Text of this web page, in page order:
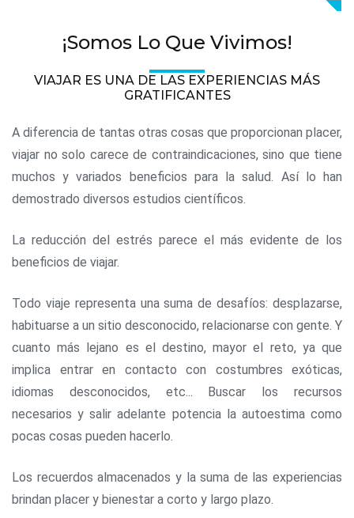
¡Somos Lo Que Vivimos!
VIAJAR ES UNA DE LAS EXPERIENCIAS MÁS
GRATIFICANTES
A diferencia de tantas otras cosas que proporcionan placer,
viajar no solo carece de contraindicaciones, sino que tiene
muchos y variados beneficios para la salud. Así lo han
demostrado diversos estudios científicos.
La reducción del estrés parece el más evidente de los
beneficios de viajar.
Todo viaje representa una suma de desafíos: desplazarse,
habituarse a un sitio desconocido, relacionarse con gente. Y
cuanto más lejano es el destino, mayor el reto, ya que
implica entrar en contacto con costumbres exóticas,
idiomas desconocidos, etc... Buscar los recursos
necesarios y salir adelante potencia la autoestima como
pocas cosas pueden hacerlo.
Los recuerdos almacenados y la suma de las experiencias
brindan placer y bienestar a corto y largo plazo.